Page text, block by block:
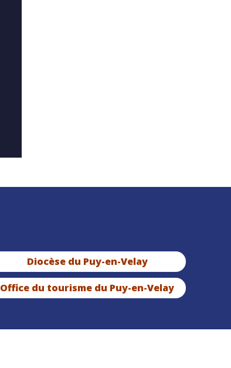
Diocèse du Puy-en-Velay
Office du tourisme du Puy-en-Velay